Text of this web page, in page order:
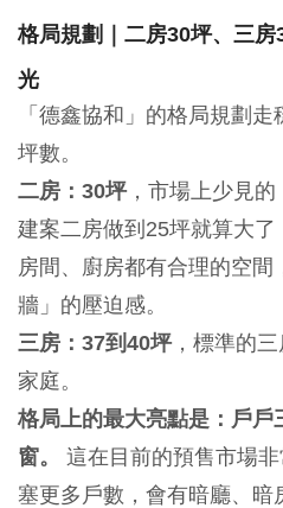
格局規劃｜二房30坪、三
光
「德鑫協和」的格局規劃
坪數。
二房：30坪，市場上少見
建案二房做到25坪就算大了
房間、廚房都有合理的空間
牆」的壓迫感。
三房：37到40坪，標準的
家庭。
格局上的最大亮點是：戶戶
窗。
這在目前的預售市場
塞更多戶數，會有暗廳、暗